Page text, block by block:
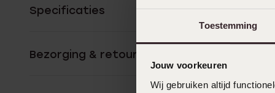
Toestemming
Jouw voorkeuren
Wij gebruiken altijd
Specificaties
Bezorging & retourneren